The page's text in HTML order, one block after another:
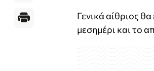
Γενικά αίθριος
μεσημέρι και το